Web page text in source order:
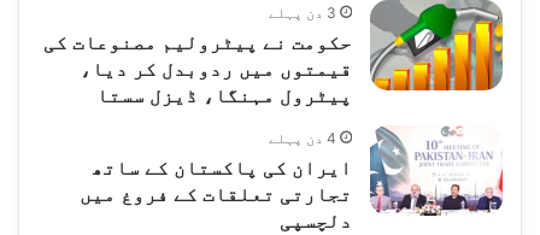
3 دن پہلے
حکومت نے پیٹرولیم مصنوعات کی
قیمتوں میں ردوبدل کر دیا،
پیٹرول مہنگا، ڈیزل سستا
4 دن پہلے
ایران کی پاکستان کے ساتھ
تجارتی تعلقات کے فروغ میں
دلچسپی